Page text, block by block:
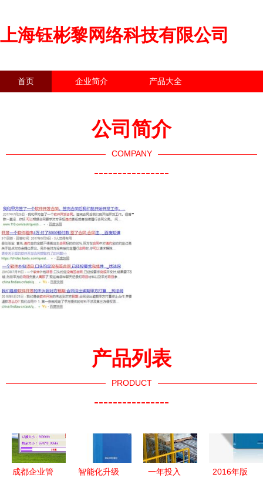
上海钰彬黎网络科技有限公司
首页 企业简介 产品大全
公司简介
COMPANY
----------------
-
产品列表
PRODUCT
----------------
成都企业管
智能化升级
一年投入
2016年版